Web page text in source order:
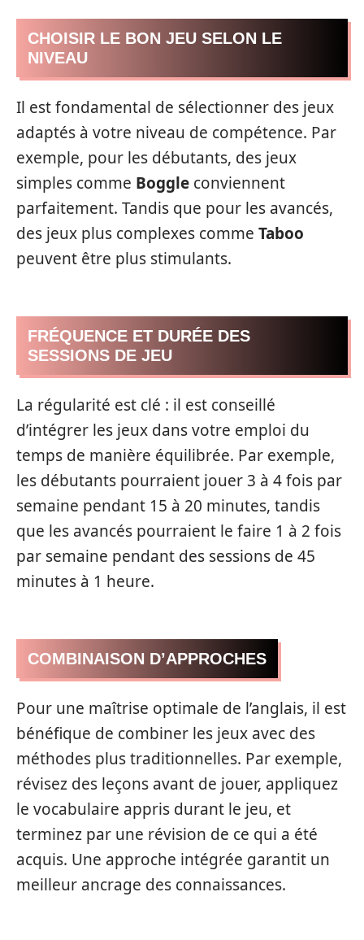
CHOISIR LE BON JEU SELON LE
NIVEAU
Il est fondamental de sélectionner des jeux
adaptés à votre niveau de compétence. Par
exemple, pour les débutants, des jeux
simples comme Boggle conviennent
parfaitement. Tandis que pour les avancés,
des jeux plus complexes comme Taboo
peuvent être plus stimulants.
FRÉQUENCE ET DURÉE DES
SESSIONS DE JEU
La régularité est clé : il est conseillé
d’intégrer les jeux dans votre emploi du
temps de manière équilibrée. Par exemple,
les débutants pourraient jouer 3 à 4 fois par
semaine pendant 15 à 20 minutes, tandis
que les avancés pourraient le faire 1 à 2 fois
par semaine pendant des sessions de 45
minutes à 1 heure.
COMBINAISON D’APPROCHES
Pour une maîtrise optimale de l’anglais, il est
bénéfique de combiner les jeux avec des
méthodes plus traditionnelles. Par exemple,
révisez des leçons avant de jouer, appliquez
le vocabulaire appris durant le jeu, et
terminez par une révision de ce qui a été
acquis. Une approche intégrée garantit un
meilleur ancrage des connaissances.